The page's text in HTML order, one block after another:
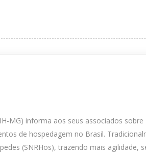
MG) informa aos seus associados
de hospedagem no Brasil.
(SNRHos), trazendo mais agilidade,